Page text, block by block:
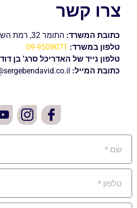
צרו קשר
כתובת המשרד: התומר 32, רמת השרון, 4725622
טלפון במשרד: 09-9509071
טלפון נייד של האדריכל סרג’ בן
כתובת המייל: